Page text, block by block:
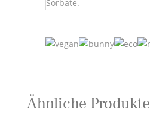
Sorbate.
Ähnliche Produkte